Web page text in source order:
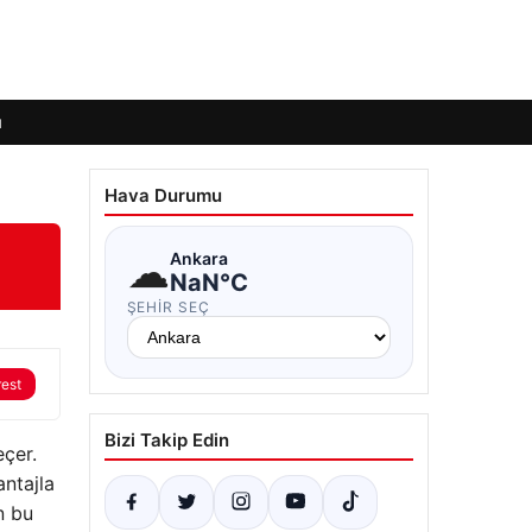
bu
Hava Durumu
☁Ankara
NaN°C
ŞEHIR SEÇ
Bizi Takip Edin